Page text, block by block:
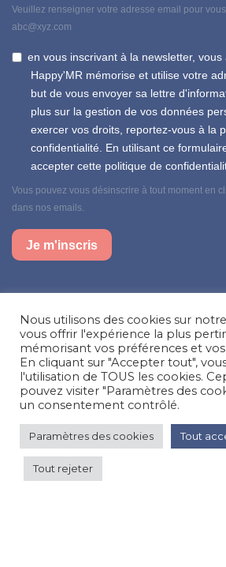
Veuillez renseigner votre adresse email pour
abc@xyz.com
en vous inscrivant à la newsletter, vous
Happy'MR mémorise et utilise votre
but de vous envoyer sa lettre
plus sur la gestion de vos données
exercer vos droits, reportez-vous à la
confidentialité. En utilisant ce
accepter cette politique de
Vous pouvez vous désinscrire à tout moment en
dans nos emails.
Je m'inscris
Facebook
Instagram
LinkedIn
Besoin d’aide, une question ?
Nous contacter
© Happy'MR - Tous droits réservés -
Nous utilisons des cookies sur
vous offrir l'expérience la plus
mémorisant vos préférences et
En cliquant sur "Accepter tout",
l'utilisation de TOUS les cookies.
pouvez visiter "Paramètres des
un consentement contrôlé.
Paramètres des cookies Tout
Tout rejeter